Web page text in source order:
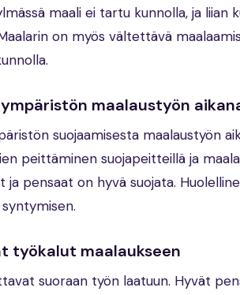
maali ei tartu kunnolla, ja liian
on myös vältettävä
maalaustyön
suojaamisesta maalaustyön
peittäminen suojapeitteillä ja
ja pensaat on hyvä suojata.
työkalut maalaukseen
suoraan työn laatuun. Hyvät